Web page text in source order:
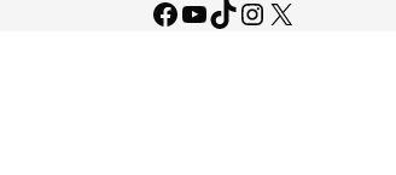
Facebook
YouTube
TikTok
Instagram
X